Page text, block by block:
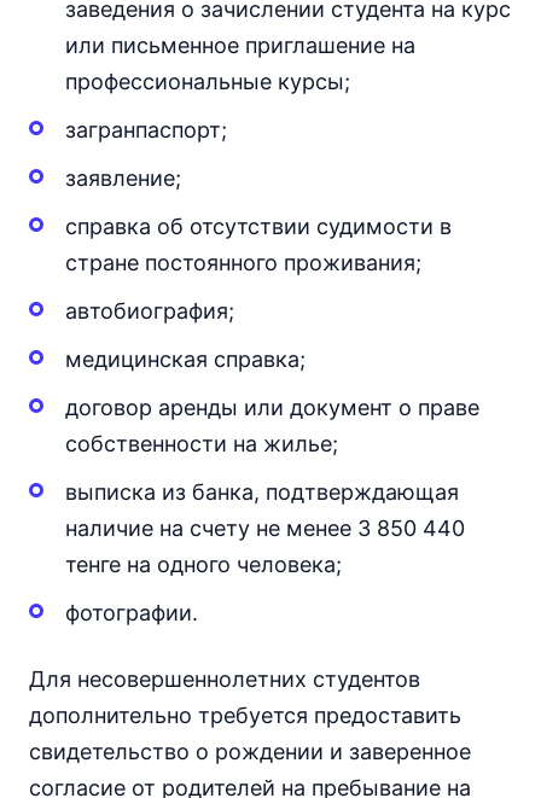
заведения о зачислении студента на курс
или письменное приглашение на
профессиональные курсы;
загранпаспорт;
заявление;
справка об отсутствии судимости в
стране постоянного проживания;
автобиография;
медицинская справка;
договор аренды или документ о праве
собственности на жилье;
выписка из банка, подтверждающая
наличие на счету не менее 3 850 440
тенге на одного человека;
фотографии.
Для несовершеннолетних студентов
дополнительно требуется предоставить
свидетельство о рождении и заверенное
согласие от родителей на пребывание на